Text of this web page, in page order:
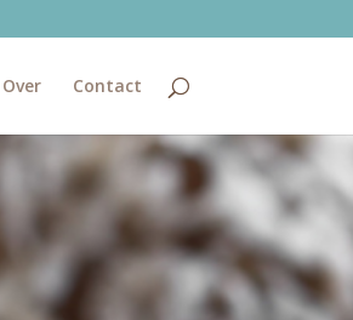
Over Contact